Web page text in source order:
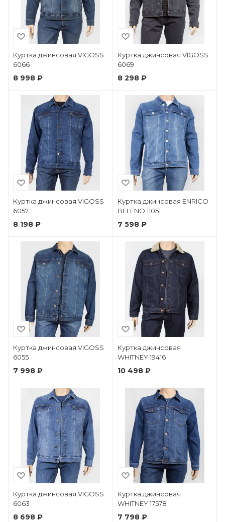
Куртка джинсовая VIGOSS
6066
8 998 ₽
Куртка джинсовая VIGOSS
6069
8 298 ₽
Куртка джинсовая VIGOSS
6057
8 198 ₽
Куртка джинсовая ENRICO
BELENO 11051
7 598 ₽
Куртка джинсовая VIGOSS
6055
7 998 ₽
Куртка джинсовая
WHITNEY 19416
10 498 ₽
Куртка джинсовая VIGOSS
6063
8 698 ₽
Куртка джинсовая
WHITNEY 17578
7 798 ₽